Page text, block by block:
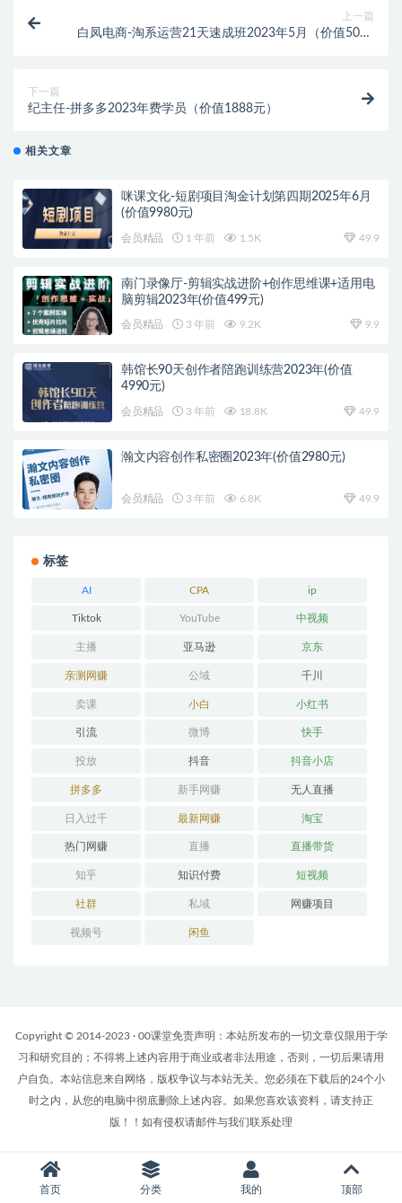
上一篇
白凤电商-淘系运营21天速成班2023年5月（价值5000
下一篇
纪主任-拼多多2023年费学员（价值1888元）
相关文章
咪课文化-短剧项目淘金计划第四期2025年6月
(价值9980元)
会员精品 1 年前 1.5K 49.9
南门录像厅-剪辑实战进阶+创作思维课+适用电
脑剪辑2023年(价值499元)
会员精品 3 年前 9.2K 9.9
韩馆长90天创作者陪跑训练营2023年(价值
4990元)
会员精品 3 年前 18.8K 49.9
瀚文内容创作私密圈2023年(价值2980元)
会员精品 3 年前 6.8K 49.9
标签
AI CPA ip
Tiktok YouTube 中视频
主播 亚马逊 京东
亲测网赚 公域 千川
卖课 小白 小红书
引流 微博 快手
投放 抖音 抖音小店
拼多多 新手网赚 无人直播
日入过千 最新网赚 淘宝
热门网赚 直播 直播带货
知乎 知识付费 短视频
社群 私域 网赚项目
视频号 闲鱼
Copyright © 2014-2023 · 00课堂免责声明：本站所发布的一切文章仅限用于学
习和研究目的；不得将上述内容用于商业或者非法用途，否则，一切后果请用
户自负。本站信息来自网络，版权争议与本站无关。您必须在下载后的24个小
时之内，从您的电脑中彻底删除上述内容。如果您喜欢该资料，请支持正
版！！如有侵权请邮件与我们联系处理
首页 分类 我的 顶部